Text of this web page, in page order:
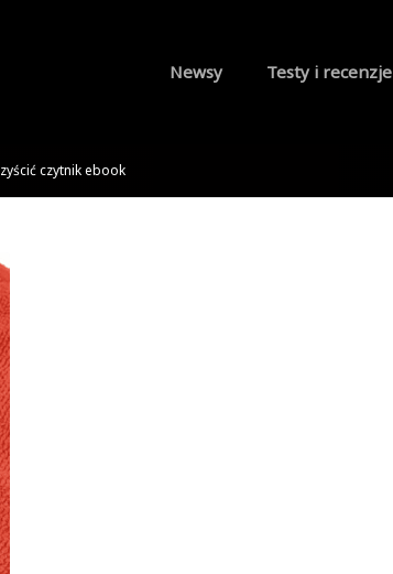
Newsy Testy i recenzje
czytnik ebook